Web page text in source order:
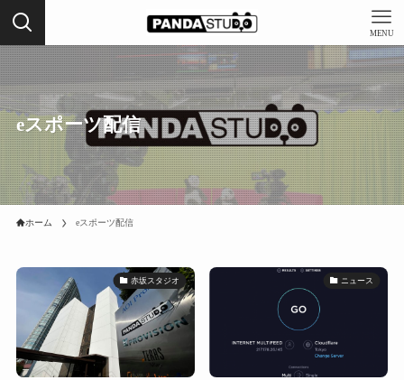
MENU
eスポーツ配信
ホーム eスポーツ配信
赤坂スタジオ ニュース